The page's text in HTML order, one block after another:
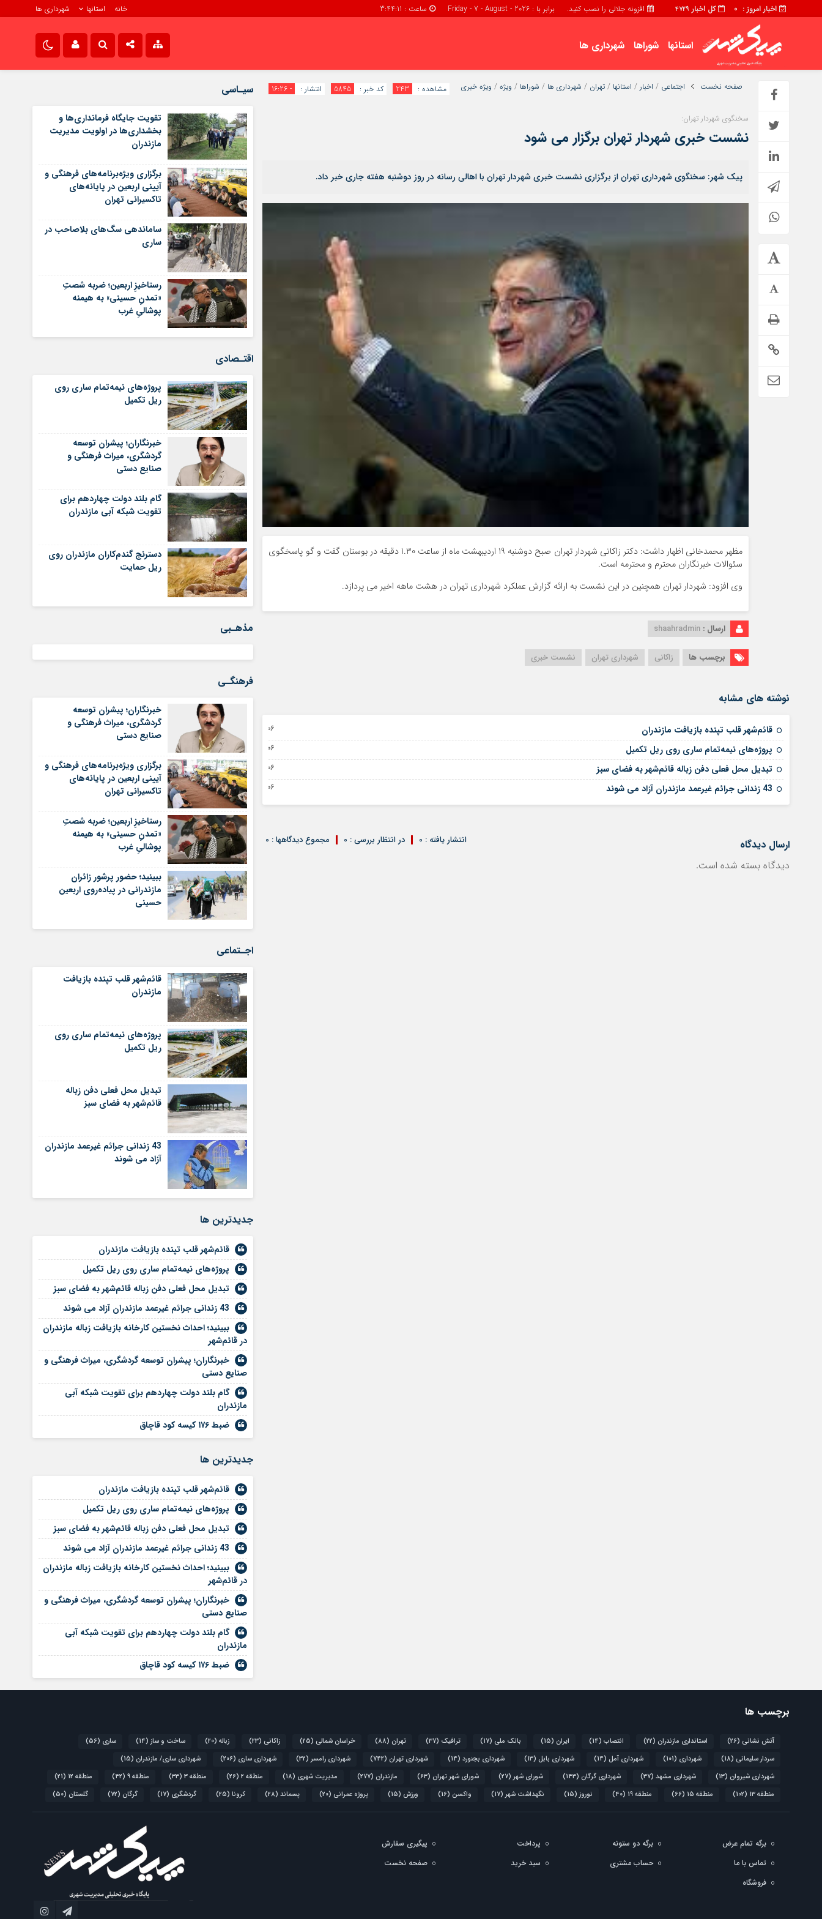
کل اخبار 4729 اخبار امروز : 0 افزونه جلالی را نصب کنید. برابر با : Friday - 7 - August - 2026 ساعت : 3:44:12 خانه استانها شهرداری ها
استانها شوراها شهرداری ها
رمز عبور
مرا به خاطر بسپار
برگه تمام عرض برگه دو ستونه پيگيری سفارش
حساب مشتری
صفحه نخست اجتماعی / اخبار / استانها / تهران / شهرداری ها / شوراها / ویژه / ویژه خبری انتشار : - 16:26 کد خبر : 5845 مشاهده : 243
سخنگوی شهردار تهران:
نشست خبری شهردار تهران برگزار می شود
پیک شهر: سخنگوی شهرداری تهران از برگزاری نشست خبری شهردار تهران با اهالی رسانه در روز دوشنبه هفته جاری خبر داد.
مظهر محمدخانی اظهار داشت: دکتر زاکانی شهردار تهران صبح دوشنبه 19 اردیبهشت ماه از ساعت 1.30 دقیقه در بوستان گفت و گو پاسخگوی
سئوالات خبرنگاران محترم و محترمه است.
وی افزود: شهردار تهران همچنین در این نشست به ارائه گزارش عملکرد شهرداری تهران در هشت ماهه اخیر می پردازد.
ارسال : shaahradmin
برچسب ها زاکانی شهرداری تهران نشست خبری
نوشته های مشابه
قائم‌شهر قلب تپنده بازیافت مازندران 06 آگوست 2026
پروژه‌های نیمه‌تمام ساری روی ریل تکمیل 06 آگوست 2026
تبدیل محل فعلی دفن زباله قائم‌شهر به فضای سبز 06 آگوست 2026
43 زندانی جرائم غیرعمد مازندران آزاد می شوند 06 آگوست 2026
ارسال دیدگاه مجموع دیدگاهها : 0 در انتظار بررسی : 0 انتشار یافته : 0
دیدگاه بسته شده است.
سیـاسی
تقویت جایگاه فرمانداری‌ها و
بخشداری‌ها در اولویت مدیریت
مازندران
برگزاری ویژه‌برنامه‌های فرهنگی و
آیینی اربعین در پایانه‌های
تاکسیرانی تهران
ساماندهی سگ‌های بلاصاحب در
ساری
رستاخیزِ اربعین؛ ضربه‌ شصتِ
«تمدنِ حسینی» به هیمنه‌
پوشالیِ غرب
اقتـصادی
پروژه‌های نیمه‌تمام ساری روی
ریل تکمیل
خبرنگاران؛ پیشران توسعه
گردشگری، میراث فرهنگی و
صنایع دستی
گام بلند دولت چهاردهم برای
تقویت شبکه آبی مازندران
دسترنج گندم‌کاران مازندران روی
ریل حمایت
مذهـبی
فرهنگـی
خبرنگاران؛ پیشران توسعه
گردشگری، میراث فرهنگی و
صنایع دستی
برگزاری ویژه‌برنامه‌های فرهنگی و
آیینی اربعین در پایانه‌های
تاکسیرانی تهران
رستاخیزِ اربعین؛ ضربه‌ شصتِ
«تمدنِ حسینی» به هیمنه‌
پوشالیِ غرب
ببینید؛ حضور پرشور زائران
مازندرانی در پیاده‌روی اربعین
حسینی
اجـتماعی
قائم‌شهر قلب تپنده بازیافت
مازندران
پروژه‌های نیمه‌تمام ساری روی
ریل تکمیل
تبدیل محل فعلی دفن زباله
قائم‌شهر به فضای سبز
43 زندانی جرائم غیرعمد مازندران
آزاد می شوند
جديدترين ها
قائم‌شهر قلب تپنده بازیافت مازندران
پروژه‌های نیمه‌تمام ساری روی ریل تکمیل
تبدیل محل فعلی دفن زباله قائم‌شهر به فضای سبز
43 زندانی جرائم غیرعمد مازندران آزاد می شوند
ببینید؛ احداث نخستین کارخانه بازیافت زباله مازندران
در قائم‌شهر
خبرنگاران؛ پیشران توسعه گردشگری، میراث فرهنگی و
صنایع دستی
گام بلند دولت چهاردهم برای تقویت شبکه آبی
مازندران
ضبط ۱۷۶ کیسه کود قاچاق
جديدترين ها
قائم‌شهر قلب تپنده بازیافت مازندران
پروژه‌های نیمه‌تمام ساری روی ریل تکمیل
تبدیل محل فعلی دفن زباله قائم‌شهر به فضای سبز
43 زندانی جرائم غیرعمد مازندران آزاد می شوند
ببینید؛ احداث نخستین کارخانه بازیافت زباله مازندران
در قائم‌شهر
خبرنگاران؛ پیشران توسعه گردشگری، میراث فرهنگی و
صنایع دستی
گام بلند دولت چهاردهم برای تقویت شبکه آبی
مازندران
ضبط ۱۷۶ کیسه کود قاچاق
برچسب ها
آتش نشانی (26) استانداری مازندران (22) انتصاب (14) ایران (15) بانک ملی (17) ترافیک (37) تهران (88) خراسان شمالی (25) زاکانی (23) زباله (20) ساخت و ساز (14) ساری (56)
سردار سلیمانی (18) شهرداری (101) شهرداری آمل (14) شهرداری بابل (13) شهرداری بجنورد (14) شهرداری تهران (742) شهرداری رامسر (32) شهرداری ساری (206) شهرداری ساری/ مازندران (15)
شهرداری شیروان (13) شهرداری مشهد (37) شهرداری گرگان (143) شورای شهر (27) شورای شهر تهران (63) مازندران (277) مدیریت شهری (18) منطقه 2 (26) منطقه 3 (33) منطقه 9 (42) منطقه 12
(21)
منطقه 13
(102) منطقه 15 (66) منطقه 19 (40) نوروز (15) نگهداشت شهر (17) واکسن (16) ورزش (15) پروژه عمرانی (20) پسماند (28) کرونا (25) گردشگری (17) گرگان (72) گلستان (50)
برگه تمام عرض برگه دو ستونه پرداخت
پيگيری سفارش
تماس با ما
حساب مشتری سبد خريد
صفحه نخست
فروشگاه